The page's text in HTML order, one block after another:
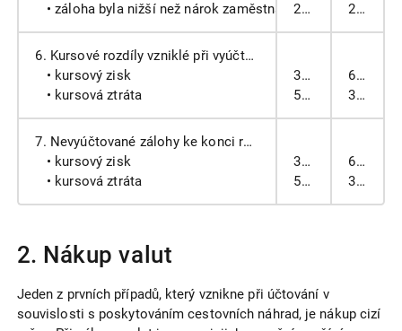
• záloha byla nižší než nárok zaměstnance na náhra
233
211
6. Kursové rozdíly vzniklé při vyúčtování zálohy
• kursový zisk
• kursová ztráta
333, 335
563
663
333, 335
7. Nevyúčtované zálohy ke konci rozvahového dne – přepočet kursem ČNB
• kursový zisk
• kursová ztráta
335
563
663
335
2. Nákup valut
Jeden z prvních případů, který vznikne při účtování v
souvislosti s poskytováním cestovních náhrad, je nákup cizí